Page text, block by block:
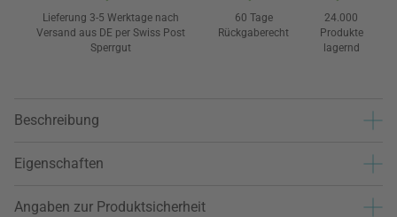
Lieferung 3-5 Werktage nach
Versand aus DE per Swiss Post
Sperrgut
60 Tage
Rückgaberecht
24.000
Produkte
lagernd
Beschreibung
Eigenschaften
Angaben zur Produktsicherheit